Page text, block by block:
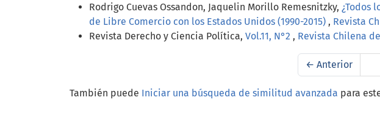
Rodrigo Cuevas Ossandon, Jaquelin Morillo Remesnitzky, ¿Todos
de Libre Comercio con los Estados Unidos (1990-2015) , Revista
Revista Derecho y Ciencia Política, Vol.11, N°2 , Revista Chilena
← Anterior
También puede Iniciar una búsqueda de similitud avanzada para